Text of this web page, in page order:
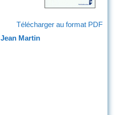
Télécharger au format PDF
Jean Martin